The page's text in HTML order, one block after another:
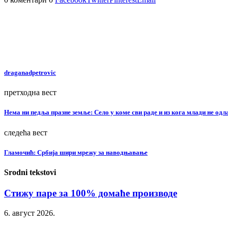
draganadpetrovic
претходна вест
Нема ни педља празне земље: Село у коме сви раде и из кога млади не
следећа вест
Гламочић: Србија шири мрежу за наводњавање
Srodni tekstovi
Стижу паре за 100% домаће производе
6. август 2026.